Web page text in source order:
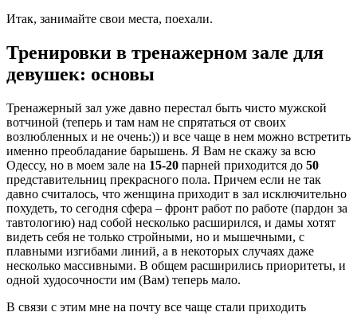
Итак, занимайте свои места, поехали.
Тренировки в тренажерном зале для
девушек: основы
Тренажерный зал уже давно перестал быть чисто мужской
вотчиной (теперь и там нам не спрятаться от своих
возлюбленных и не очень:)) и все чаще в нем можно встретить
именно преобладание барышень. Я Вам не скажу за всю
Одессу, но в моем зале на 15-20 парней приходится до 50
представительниц прекрасного пола. Причем если не так
давно считалось, что женщина приходит в зал исключительно
похудеть, то сегодня сфера – фронт работ по работе (пардон за
тавтологию) над собой несколько расширился, и дамы хотят
видеть себя не только стройными, но и мышечными, с
плавными изгибами линий, а в некоторых случаях даже
несколько массивными. В общем расширились приоритеты, и
одной худосочности им (Вам) теперь мало.
В связи с этим мне на почту все чаще стали приходить